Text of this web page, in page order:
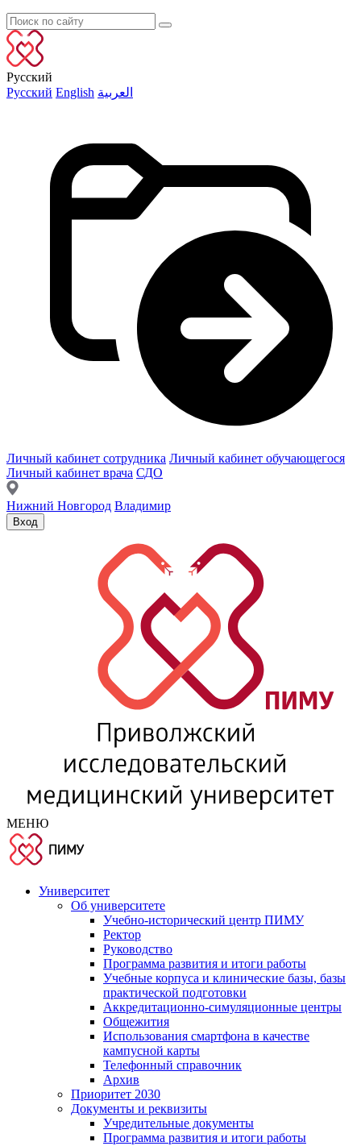
Русский
Русский English العربية
Личный кабинет сотрудника Личный кабинет обучающегося
Личный кабинет врача СДО
Нижний Новгород Владимир
Вход
МЕНЮ
Университет
Об университете
Учебно-исторический центр ПИМУ
Ректор
Руководство
Программа развития и итоги работы
Учебные корпуса и клинические базы, базы
практической подготовки
Аккредитационно-симуляционные центры
Общежития
Использования смартфона в качестве
кампусной карты
Телефонный справочник
Архив
Приоритет 2030
Документы и реквизиты
Учредительные документы
Программа развития и итоги работы